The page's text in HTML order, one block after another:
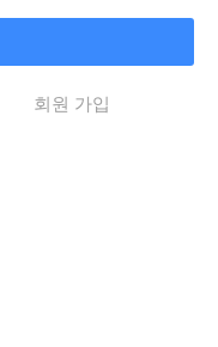
회원 가입